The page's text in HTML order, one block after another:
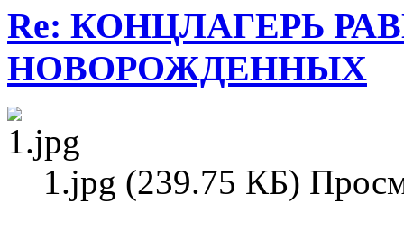
Re: КОНЦЛАГЕРЬ
НОВОРОЖДЕННЫХ
1.jpg (239.75 КБ)